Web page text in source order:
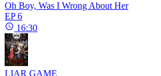
Oh Boy, Was I Wrong About Her
EP 6
16:30
LIAR GAME